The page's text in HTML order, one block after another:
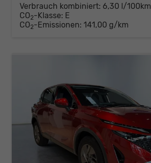
Verbrauch kombiniert: 6,30 l/100km
CO2-Klasse: E
CO2-Emissionen: 141,00 g/km